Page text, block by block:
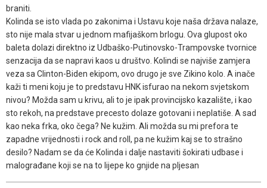
braniti.
Kolinda se isto vlada po zakonima i Ustavu koje naša država nalaze,
sto nije mala stvar u jednom mafijaškom brlogu. Ova glupost oko
baleta dolazi direktno iz Udbaško-Putinovsko-Trampovske tvornice
senzacija da se napravi kaos u društvo. Kolindi se najviše zamjera
veza sa Clinton-Biden ekipom, ovo drugo je sve Zikino kolo. A inače
kaži ti meni koju je to predstavu HNK isfurao na nekom svjetskom
nivou? Možda sam u krivu, ali to je ipak provincijsko kazalište, i kao
sto rekoh, na predstave precesto dolaze gotovani i neplatiše. A sad
kao neka frka, oko čega? Ne kužim. Ali možda su mi prefora te
zapadne vrijednosti i rock and roll, pa ne kužim kaj se to strašno
desilo? Nadam se da će Kolinda i dalje nastaviti šokirati udbase i
malograđane koji se na to lijepe ko gnjide na pljesan